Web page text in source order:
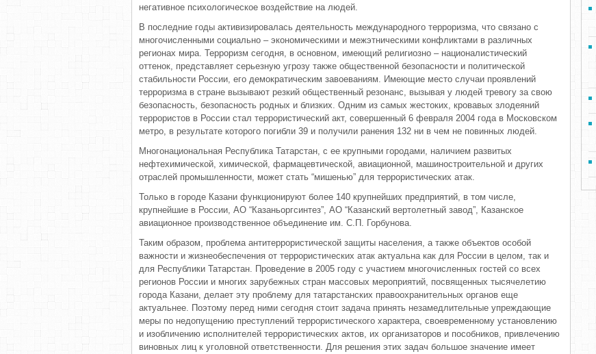
негативное психологическое воздействие на людей.
В последние годы активизировалась деятельность международного терроризма, что связано с
многочисленными социально – экономическими и межэтническими конфликтами в различных
регионах мира. Терроризм сегодня, в основном, имеющий религиозно – националистический
оттенок, представляет серьезную угрозу также общественной безопасности и политической
стабильности России, его демократическим завоеваниям. Имеющие место случаи проявлений
терроризма в стране вызывают резкий общественный резонанс, вызывая у людей тревогу за свою
безопасность, безопасность родных и близких. Одним из самых жестоких, кровавых злодеяний
террористов в России стал террористический акт, совершенный 6 февраля 2004 года в Московском
метро, в результате которого погибли 39 и получили ранения 132 ни в чем не повинных людей.
Многонациональная Республика Татарстан, с ее крупными городами, наличием развитых
нефтехимической, химической, фармацевтической, авиационной, машиностроительной и других
отраслей промышленности, может стать “мишенью” для террористических атак.
Только в городе Казани функционируют более 140 крупнейших предприятий, в том числе,
крупнейшие в России, АО “Казаньоргсинтез”, АО “Казанский вертолетный завод”, Казанское
авиационное производственное объединение им. С.П. Горбунова.
Таким образом, проблема антитеррористической защиты населения, а также объектов особой
важности и жизнеобеспечения от террористических атак актуальна как для России в целом, так и
для Республики Татарстан. Проведение в 2005 году с участием многочисленных гостей со всех
регионов России и многих зарубежных стран массовых мероприятий, посвященных тысячелетию
города Казани, делает эту проблему для татарстанских правоохранительных органов еще
актуальнее. Поэтому перед ними сегодня стоит задача принять незамедлительные упреждающие
меры по недопущению преступлений террористического характера, своевременному установлению
и изобличению исполнителей террористических актов, их организаторов и пособников, привлечению
виновных лиц к уголовной ответственности. Для решения этих задач большое значение имеет